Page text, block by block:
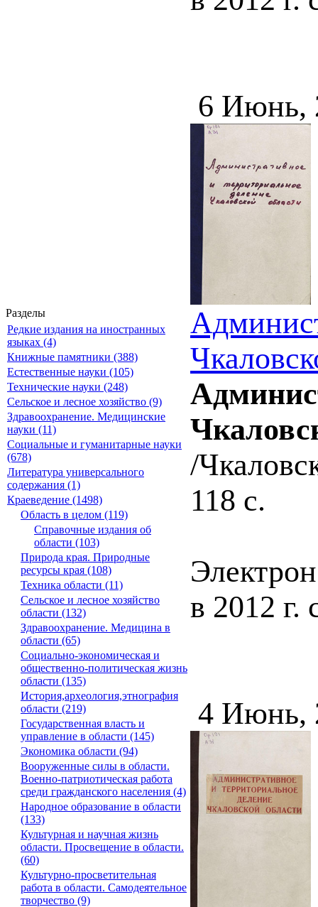
Разделы
Редкие издания на иностранных
языках (4)
Книжные памятники (388)
Естественные науки (105)
Технические науки (248)
Сельское и лесное хозяйство (9)
Здравоохранение. Медицинские
науки (11)
Социальные и гуманитарные науки
(678)
Литература универсального
содержания (1)
Краеведение (1498)
Область в целом (119)
Справочные издания об
области (103)
Природа края. Природные
ресурсы края (108)
Техника области (11)
Сельское и лесное хозяйство
области (132)
Здравоохранение. Медицина в
области (65)
Социально-экономическая и
общественно-политическая жизнь
области (135)
История,археология,этнография
области (219)
Государственная власть и
управление в области (145)
Экономика области (94)
Вооруженные силы в области.
Военно-патриотическая работа
среди гражданского населения (4)
Народное образование в области
(133)
Культурная и научная жизнь
области. Просвещение в области.
(60)
Культурно-просветительная
работа в области. Самодеятельное
творчество (9)
6 Июнь,
/
118 с.
в 2012
4 Июнь,